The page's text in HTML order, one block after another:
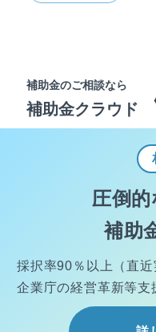
補助金のご相談なら
補助金クラウド
圧倒
補助
採択率90％以上（直近
企業庁の経営革新等支